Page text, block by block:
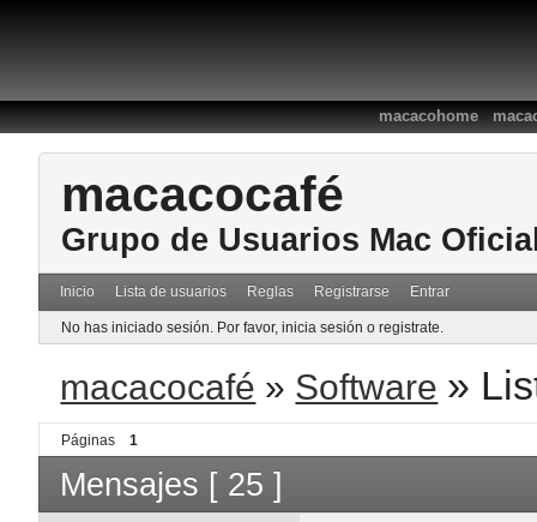
macacohome:
macacocafé
Grupo de Usuarios Mac
Inicio Lista de usuarios Reglas Registrarse Entrar
No has iniciado sesión. Por favor, inicia sesión o registrate.
macacocafé » Software »
Páginas 1
Mensajes [ 25 ]